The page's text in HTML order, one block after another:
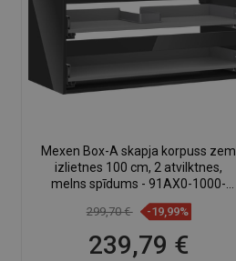
Mexen Box-A skapja korpuss zem
izlietnes 100 cm, 2 atvilktnes,
melns spīdums - 91AX0-1000-
470-2-70
299,70 € -19,99%
239,79 €